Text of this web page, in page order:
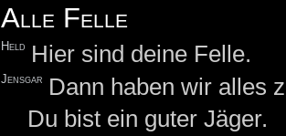
Alle Felle
Held Hier sind deine Felle.
Jensgar
Dann haben wir alles
Du bist ein guter Jäger.